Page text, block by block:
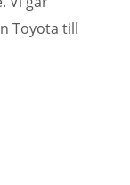
Toyota till